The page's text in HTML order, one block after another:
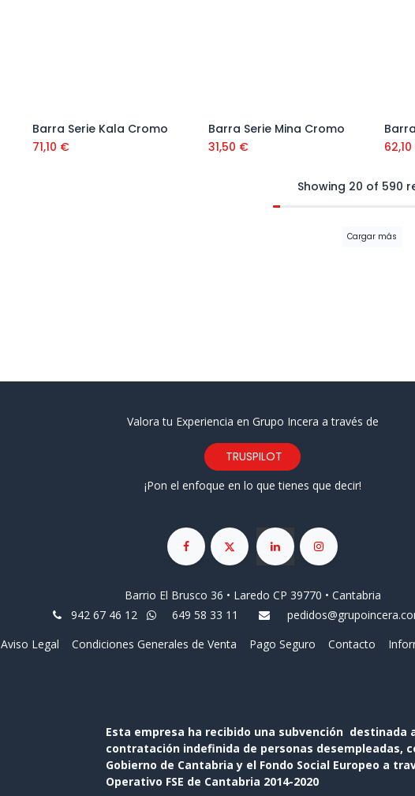
Añadir al carrito
Barra Serie Kala Cromo
71,10 €
Añadir al carrito
Barra Serie Mina Cromo
31,50 €
62,10
Showing 20 of 590
Cargar más
Valora tu Experiencia en Grupo Incera a través de
TRUSPILOT
¡Pon el enfoque en lo que tienes que decir!
Barrio El Brusco 36 • Laredo CP 39770 • Cantabria
942 67 46 12
649 58 33 11
Aviso Legal
Condiciones Generales de Venta Pago Seguro Contacto
Esta empresa ha recibido una subvención destinada
contratación indefinida de personas desempleadas,
Gobierno de Cantabria y el Fondo Social Europeo a
Operativo FSE de Cantabria 2014-2020